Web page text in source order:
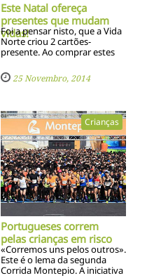
Este Natal ofereça
presentes que mudam
vidas!
Foi a pensar nisto, que a Vida
Norte criou 2 cartões-
presente. Ao comprar estes
Norte a apoiar grávidas em
situação de fragilidade e
25 Novembro, 2014
Crianças
Portugueses correm
pelas crianças em risco
«Corremos uns pelos outros».
Este é o lema da segunda
Corrida Montepio. A iniciativa